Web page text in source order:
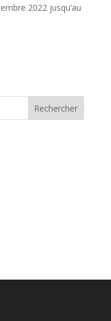
2022 jusqu’au